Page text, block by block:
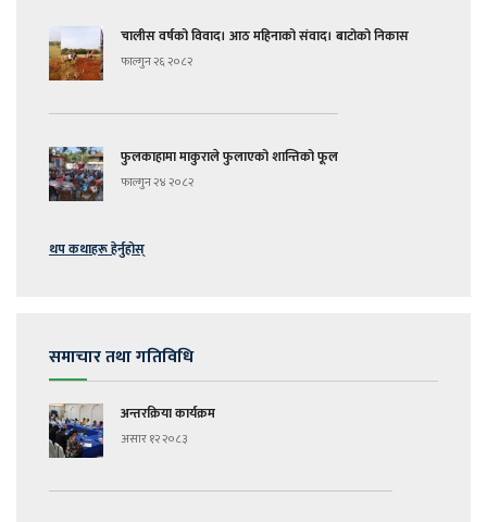
चालीस वर्षको विवाद। आठ महिनाको संवाद। बाटोको निकास
फाल्गुन २६ २०८२
फुलकाहामा माकुराले फुलाएको शान्तिको फूल
फाल्गुन २४ २०८२
थप कथाहरू हेर्नुहोस्
समाचार तथा गतिविधि
अन्तरक्रिया कार्यक्रम
असार १२ २०८३